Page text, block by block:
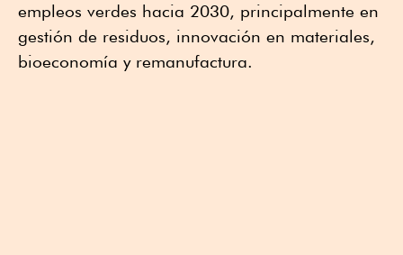
empleos verdes hacia 2030, principalmente en
gestión de residuos, innovación en materiales,
bioeconomía y remanufactura.